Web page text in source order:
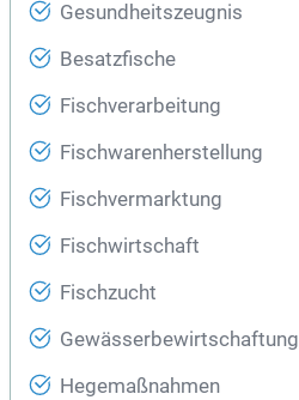
Gesundheitszeugnis
Besatzfische
Fischverarbeitung
Fischwarenherstellung
Fischvermarktung
Fischwirtschaft
Fischzucht
Gewässerbewirtschaftung
Hegemaßnahmen